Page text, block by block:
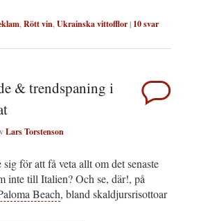
,Rött vin,Ukrainska vittofflor| 10svar
& trendspaning i
Lars Torstenson
för att få veta allt om det senaste
inte till Italien? Och se, där!, på
Beach, bland skaldjursrisottoar